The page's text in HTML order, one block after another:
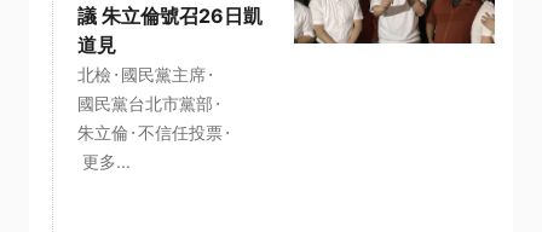
議 朱立倫號召26日凱
道見
北檢 · 國民黨主席·
國民黨台北市黨部 ·
朱立倫 ·不信任投票·
更多...